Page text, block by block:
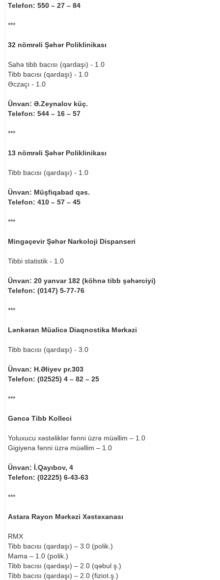
Telefon: 550 – 27 – 84
***
32 nömrəli Şəhər Poliklinikası
Sahə tibb bacısı (qardaşı) - 1.0
Tibb bacısı (qardaşı) - 1.0
Əczaçı - 1.0
Ünvan: Ə.Zeynalov küç.
Telefon: 544 – 16 – 57
***
13 nömrəli Şəhər Poliklinikası
Tibb bacısı (qardaşı) - 1.0
Ünvan: Müşfiqabad qəs.
Telefon: 410 – 57 – 45
***
Mingəçevir Şəhər Narkoloji Dispanseri
Tibbi statistik - 1.0
Ünvan: 20 yanvar 182 (köhnə tibb şəhərciyi)
Telefon: (0147) 5-77-76
***
Lənkəran Müalicə Diaqnostika Mərkəzi
Tibb bacısı (qardaşı) - 3.0
Ünvan: H.Əliyev pr.303
Telefon: (02525) 4 – 82 – 25
***
Gəncə Tibb Kolleci
Yoluxucu xəstəliklər fənni üzrə müəllim – 1.0
Gigiyena fənni üzrə müəllim – 1.0
Ünvan: İ.Qayıbov, 4
Telefon: (02225) 6-43-63
***
Astara Rayon Mərkəzi Xəstəxanası
RMX
Tibb bacısı (qardaşı) – 3.0 (polik.)
Mama – 1.0 (polik.)
Tibb bacısı (qardaşı) – 2.0 (qəbul ş.)
Tibb bacısı (qardaşı) – 2.0 (fiziot.ş.)